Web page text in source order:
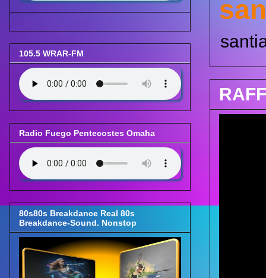
105.5 WRAR-FM
Radio Fuego Pentecostes Omaha
80s80s Breakdance Real 80s
Breakdance-Sound. Nonstop